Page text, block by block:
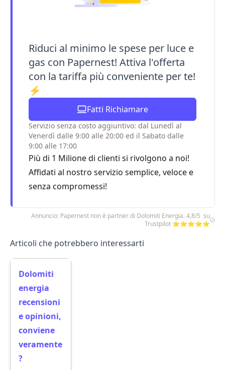
Riduci al minimo le spese per luce e
gas con Papernest! Attiva l'offerta
con la tariffa più conveniente per te!
⚡
Fatti Richiamare
Servizio senza costo aggiuntivo: dal Lunedì al
Venerdì dalle 9:00 alle 20:00 ed il Sabato dalle
9:00 alle 17:00
Più di 1 Milione di clienti si rivolgono a noi!
Affidati al nostro servizio semplice, veloce e
senza compromessi!
Annuncio: Papernest non è partner di Dolomiti Energia. 4,8/5 su
Trustpilot ⭐⭐⭐⭐⭐
Articoli che potrebbero interessarti
Dolomiti
energia
recensioni
e opinioni,
conviene
veramente
?